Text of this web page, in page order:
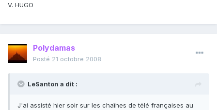
V. HUGO
Polydamas
Posté 21 octobre 2008
LeSanton a dit :
J'ai assisté hier soir sur les chaînes de télé françaises au